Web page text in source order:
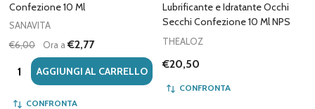
Confezione 10 Ml
SANAVITA
€6,00
Ora a€2,77
Quantità:AGGIUNGI AL CARRELLO
CONFRONTA
Lubrificante e Idratante Occhi
Secchi Confezione 10 Ml NPS
THEALOZ
€20,50
CONFRONTA